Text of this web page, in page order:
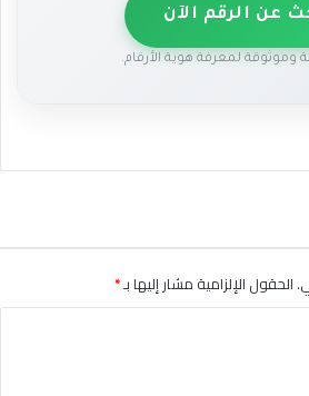
عن الرقم الآن
لمعرفة هوية الأرقام.
الحقول الإلزامية مشار إليها بـ*